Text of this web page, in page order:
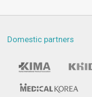
Domestic partners